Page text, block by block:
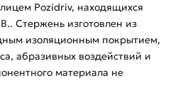
Pozidriv, находящихся
Стержень изготовлен из
изоляционным покрытием,
абразивных воздействий и
материала не